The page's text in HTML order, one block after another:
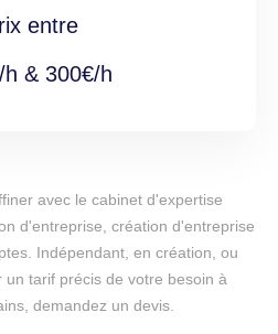
entre
h & 300€/h
avec le cabinet d'expertise
d'entreprise, création d'entreprise
Indépendant, en création, ou
tarif précis de votre besoin à
demandez un devis.